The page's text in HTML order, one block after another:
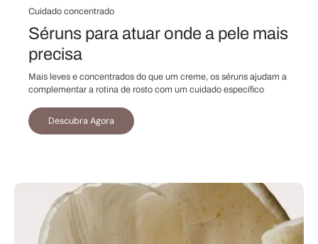
Cuidado concentrado
Séruns para atuar onde a pele mais
precisa
Mais leves e concentrados do que um creme, os séruns ajudam a
complementar a rotina de rosto com um cuidado específico
Descubra Agora